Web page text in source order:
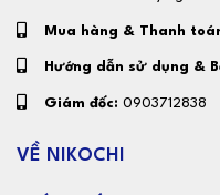
Mua hàng & Thanh
Hướng dẫn sử dụng &
Giám đốc: 0903712838
VỀ NIKOCHI